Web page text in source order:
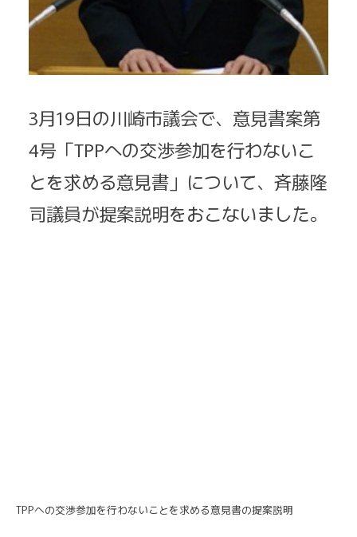
3月19日の川崎市議会で、意見書案第
4号「TPPへの交渉参加を行わないこ
とを求める意見書」について、斉藤隆
司議員が提案説明をおこないました。
TPPへの交渉参加を行わないことを求める意見書の提案説明